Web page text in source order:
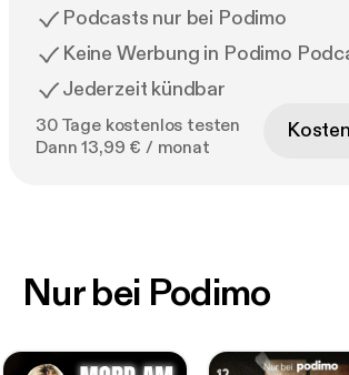
Podcasts nur bei Podimo
Keine Werbung in Podimo
Jederzeit kündbar
30 Tage kostenlos testen
Dann 13,99 € / monat
Nur bei Podimo